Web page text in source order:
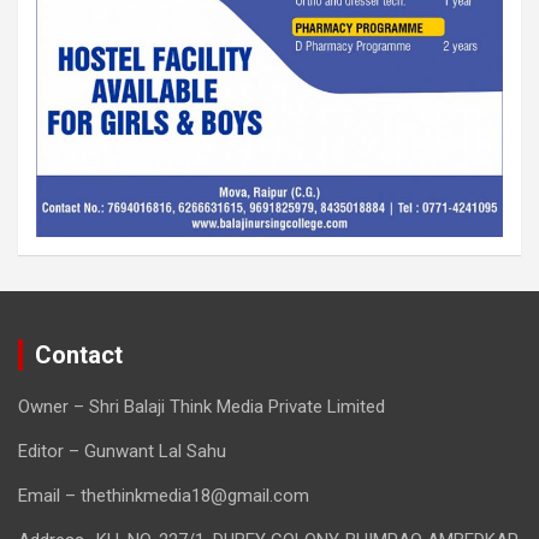
Contact
Owner – Shri Balaji Think Media Private Limited
Editor – Gunwant Lal Sahu
Email – thethinkmedia18@gmail.com